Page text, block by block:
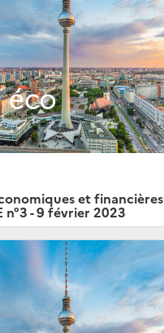
et financières
n°3 - 9 février 2023